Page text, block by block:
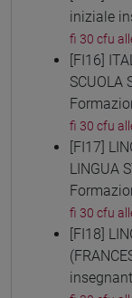
iniziale
fi 30 cfu
[FI16]
SCUOLA
fi 30 cfu
[FI17]
LINGUA
fi 30 cfu
[FI18]